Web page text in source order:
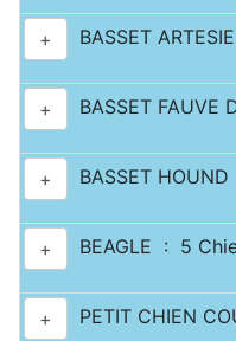
+ BASSET
+ BASSET FAUVE
+ BASSET
+ BEAGLE : 5
+ PETIT CHIEN